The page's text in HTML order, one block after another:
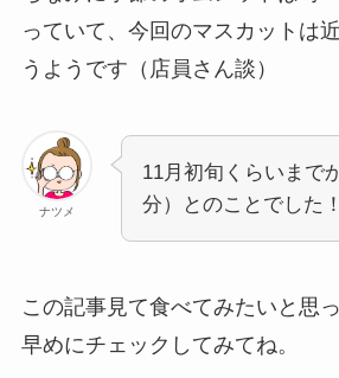
っていて、今回のマスカットは
うようです（店員さん談）
ナツメ
11月初旬くらいまで
分）とのことでした！
この記事見て食べてみたいと思
早めにチェックしてみてね。